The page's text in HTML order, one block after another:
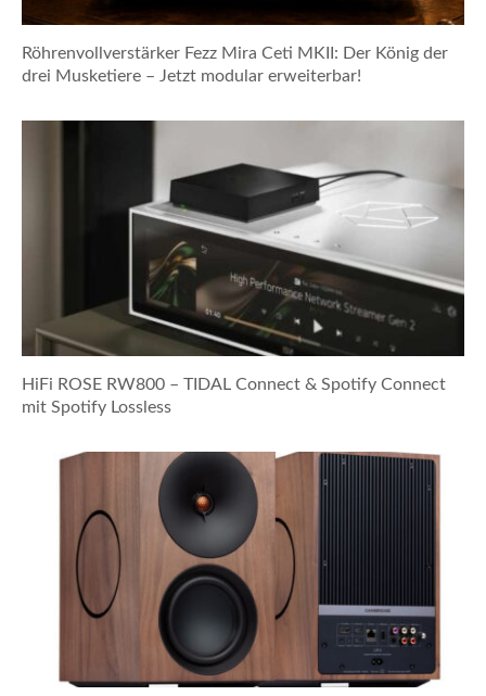
Röhrenvollverstärker Fezz Mira Ceti MKII: Der König der
drei Musketiere – Jetzt modular erweiterbar!
HiFi ROSE RW800 – TIDAL Connect & Spotify Connect
mit Spotify Lossless